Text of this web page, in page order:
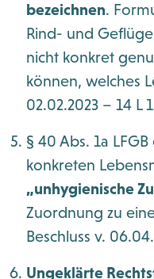
bezeichnen.
Rind- und
nicht konkret
können, welches
02.02.2023 – 14 L
§ 40 Abs. 1a
konkreten
„unhygienische
Zuordnung zu
Beschluss v.
Ungeklärte